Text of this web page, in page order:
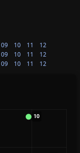
09 10 11 12
09 10 11 12
09 10 11 12